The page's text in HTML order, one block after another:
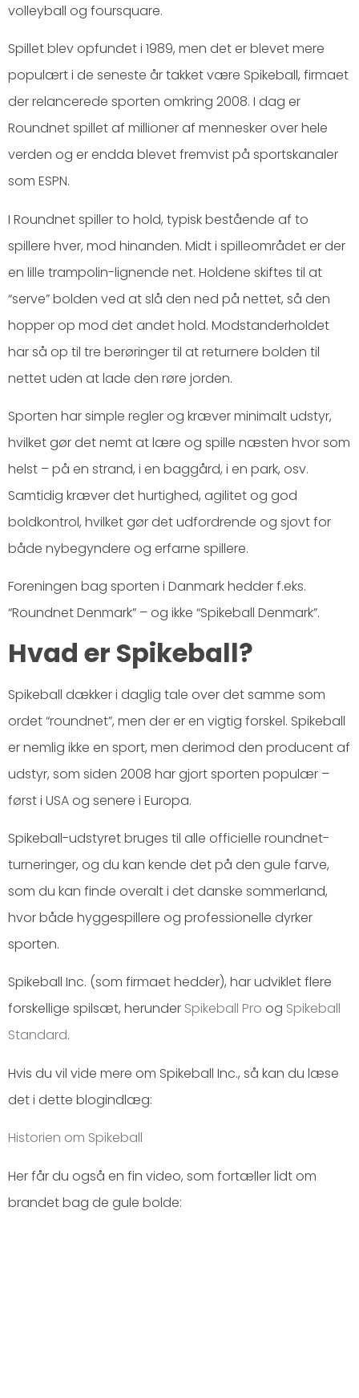
volleyball og foursquare.
Spillet blev opfundet i 1989, men det er blevet mere
populært i de seneste år takket være Spikeball, firmaet
der relancerede sporten omkring 2008. I dag er
Roundnet spillet af millioner af mennesker over hele
verden og er endda blevet fremvist på sportskanaler
som ESPN.
I Roundnet spiller to hold, typisk bestående af to
spillere hver, mod hinanden. Midt i spilleområdet er der
en lille trampolin-lignende net. Holdene skiftes til at
“serve” bolden ved at slå den ned på nettet, så den
hopper op mod det andet hold. Modstanderholdet
har så op til tre berøringer til at returnere bolden til
nettet uden at lade den røre jorden.
Sporten har simple regler og kræver minimalt udstyr,
hvilket gør det nemt at lære og spille næsten hvor som
helst – på en strand, i en baggård, i en park, osv.
Samtidig kræver det hurtighed, agilitet og god
boldkontrol, hvilket gør det udfordrende og sjovt for
både nybegyndere og erfarne spillere.
Foreningen bag sporten i Danmark hedder f.eks.
“Roundnet Denmark” – og ikke “Spikeball Denmark”.
Hvad er Spikeball?
Spikeball dækker i daglig tale over det samme som
ordet “roundnet”, men der er en vigtig forskel. Spikeball
er nemlig ikke en sport, men derimod den producent af
udstyr, som siden 2008 har gjort sporten populær –
først i USA og senere i Europa.
Spikeball-udstyret bruges til alle officielle roundnet-
turneringer, og du kan kende det på den gule farve,
som du kan finde overalt i det danske sommerland,
hvor både hyggespillere og professionelle dyrker
sporten.
Spikeball Inc. (som firmaet hedder), har udviklet flere
forskellige spilsæt, herunder Spikeball Pro og Spikeball
Standard.
Hvis du vil vide mere om Spikeball Inc., så kan du læse
det i dette blogindlæg:
Historien om Spikeball
Her får du også en fin video, som fortæller lidt om
brandet bag de gule bolde: